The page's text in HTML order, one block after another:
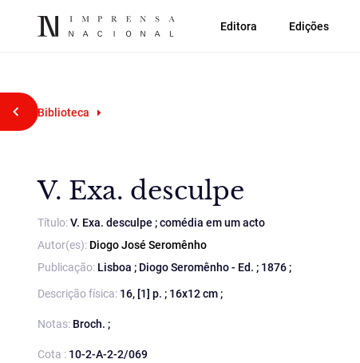
Editora Edições
Voltar atrás
Biblioteca
V. Exa. desculpe
Título:V. Exa. desculpe ; comédia em um acto
Autor(es): Diogo José Seromênho
Publicação: Lisboa ; Diogo Seromênho - Ed. ; 1876 ;
Descrição física: 16, [1] p. ; 16x12 cm ;
Notas: Broch. ;
Cota : 10-2-A-2-2/069